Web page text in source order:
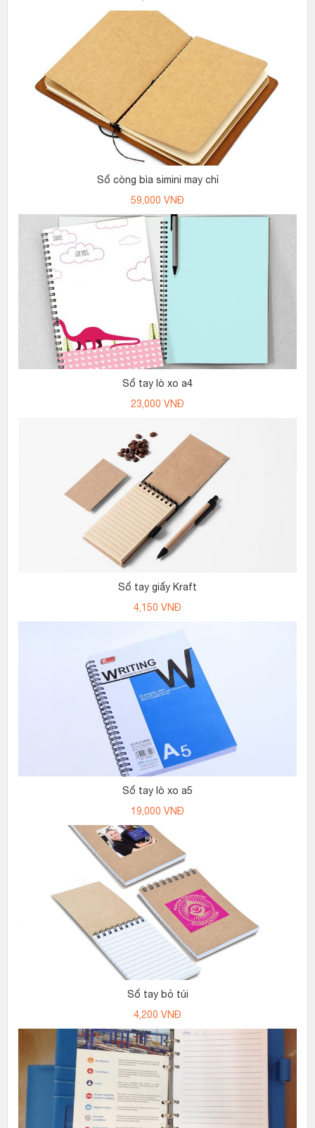
Sổ còng bìa simini may chỉ
59,000 VNĐ
Sổ tay lò xo a4
23,000 VNĐ
Sổ tay giấy Kraft
4,150 VNĐ
Sổ tay lò xo a5
19,000 VNĐ
Sổ tay bỏ túi
4,200 VNĐ